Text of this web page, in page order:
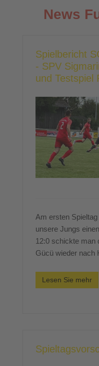
News
Spielbericht
- SPV
und Testspiel
Am ersten
unsere Jungs
12:0 schickte man
Gücü wieder nach
Lesen Sie mehr